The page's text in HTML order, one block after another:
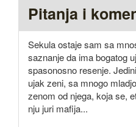
Pitanja i
Sekula ostaje sam sa
saznanje da ima bogatog
spasonosno resenje.
ujak zeni, sa mnogo
zenom od njega, koja se,
nju juri mafija...